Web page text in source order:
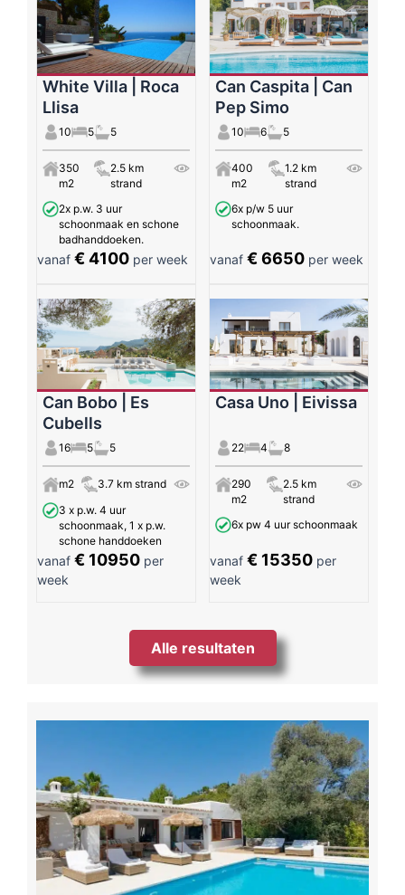
White Villa | Roca
Llisa
10 5 5
350
m2
2.5 km
strand
2x p.w. 3 uur
schoonmaak en schone
badhanddoeken.
vanaf € 4100 per week
Can Caspita | Can
Pep Simo
10 6 5
400
m2
1.2 km
strand
6x p/w 5 uur
schoonmaak.
vanaf€ 6650 per week
Can Bobo | Es
Cubells
16 5 5
m2
3.7 km strand
3 x p.w. 4 uur
schoonmaak, 1 x p.w.
schone handdoeken
vanaf € 10950 per
week
Casa Uno | Eivissa
22 4 8
290
m2
2.5 km
strand
6x pw 4 uur schoonmaak
vanaf€ 15350 per
week
Alle resultaten